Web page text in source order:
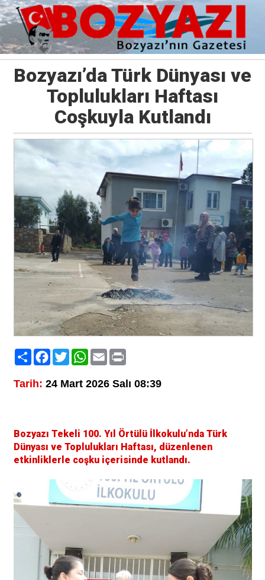
Bozyazı’da Türk Dünyası ve
Toplulukları Haftası
Coşkuyla Kutlandı
PaylaşFacebook
TwitterWhatsApp
EmailPrint
Tarih: 24 Mart 2026 Salı 08:39
Bozyazı Tekeli 100. Yıl Örtülü İlkokulu’nda Türk
Dünyası ve Toplulukları Haftası, düzenlenen
etkinliklerle coşku içerisinde kutlandı.